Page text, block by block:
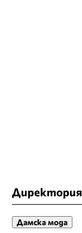
Директория
Дамска мода